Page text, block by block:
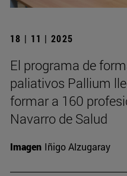
18 | 11 | 2025
El programa de
paliativos Pallium
formar a 160
Navarro de Salud
Imagen Iñigo Alzugaray